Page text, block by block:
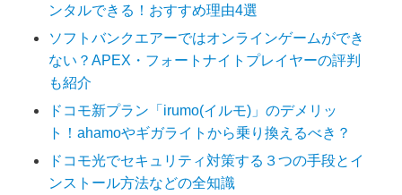
ンタルできる！おすすめ理由4選
ソフトバンクエアーではオンラインゲームができ
ない？APEX・フォートナイトプレイヤーの評判
も紹介
ドコモ新プラン「irumo(イルモ)」のデメリッ
ト！ahamoやギガライトから乗り換えるべき？
ドコモ光でセキュリティ対策する３つの手段とイ
ンストール方法などの全知識